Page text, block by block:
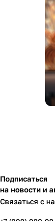
Подписаться
на новости и
Связаться с